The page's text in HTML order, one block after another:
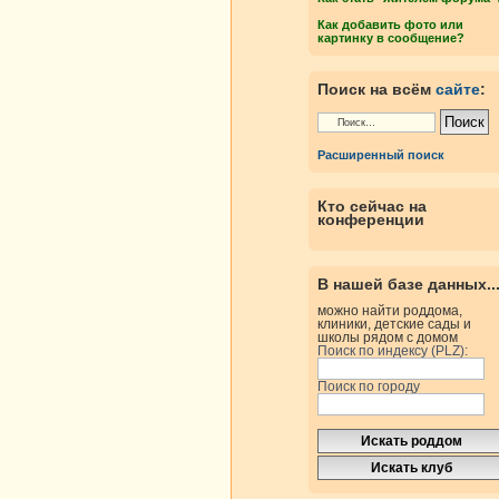
Как добавить фото или
картинку в сообщение?
Поиск на всём сайте:
Расширенный поиск
Кто сейчас на
конференции
В нашей базе данных...
можно найти роддома,
клиники, детские сады и
школы рядом с домом
Поиск по индексу (PLZ):
Поиск по городу